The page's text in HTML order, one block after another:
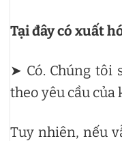
Tại đây có xuất
➤ Có. Chúng tôi
theo yêu cầu của
Tuy nhiên, nếu